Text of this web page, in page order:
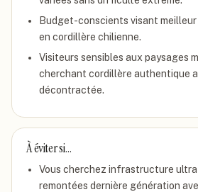
Budget-conscients visant
en cordillère chilienne.
Visiteurs sensibles aux paysages
cherchant cordillère authentique
décontractée.
À éviter si…
Vous cherchez infrastructure
remontées dernière génération